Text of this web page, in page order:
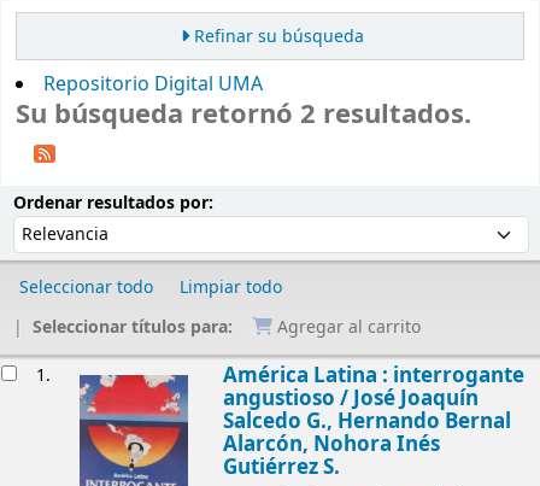
Refinar su búsqueda
Repositorio Digital UMA
Su búsqueda retornó 2 resultados.
Ordenar resultados por:
Seleccionar todo
Limpiar todo
Seleccionar títulos para:
Agregar al carrito
1. América Latina : interrogante
angustioso /José Joaquín
Salcedo G., Hernando Bernal
Alarcón, Nohora Inés
Gutiérrez S.